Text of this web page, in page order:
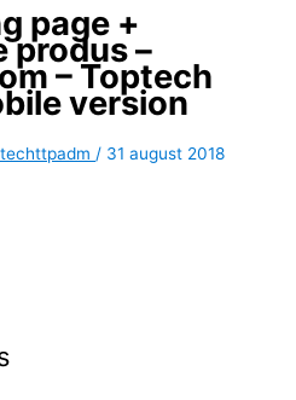
page +
produs –
– Toptech
version
/ 31 august 2018